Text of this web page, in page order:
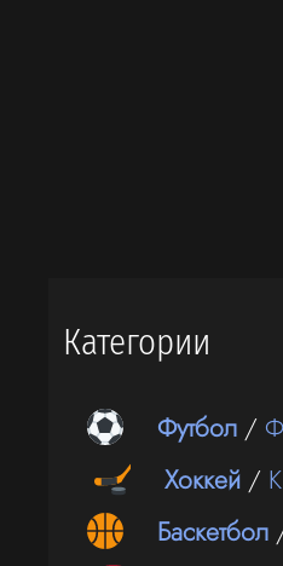
Категории
Футбол /
Хоккей /
Баскетбол